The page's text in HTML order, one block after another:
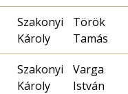
Szakonyi
Károly
Török
Tamás
Szakonyi
Károly
Varga
István